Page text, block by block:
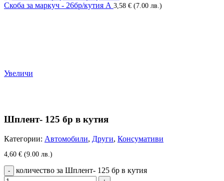
Скоба за маркуч - 26бр/кутия А 3,58 € (7.00 лв.)
Увеличи
Шплент- 125 бр в кутия
Категории: Автомобили, Други, Консумативи
4,60 € (9.00 лв.)
количество за Шплент- 125 бр в кутия